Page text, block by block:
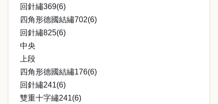
回針繡369(6)
四角形德國結繡702(6)
回針繡825(6)
中央
上段
四角形德國結繡176(6)
回針繡241(6)
雙重十字繡241(6)